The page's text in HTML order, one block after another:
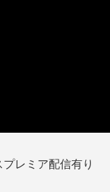
レミア配信有り